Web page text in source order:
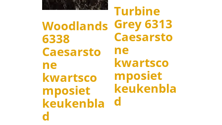
Woodlands
6338
Caesarsto
ne
kwartsco
mposiet
keukenbla
d
Turbine
Grey 6313
Caesarsto
ne
kwartsco
mposiet
keukenbla
d